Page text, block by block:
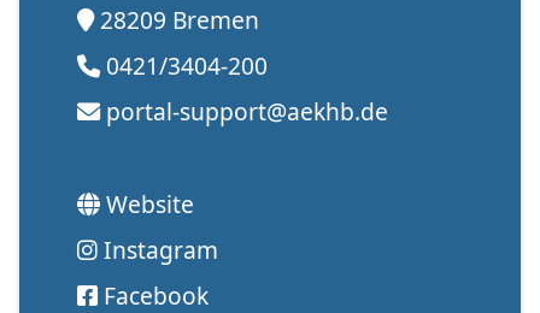
28209 Bremen
0421/3404-200
portal-support@aekhb.de
Website
Instagram
Facebook